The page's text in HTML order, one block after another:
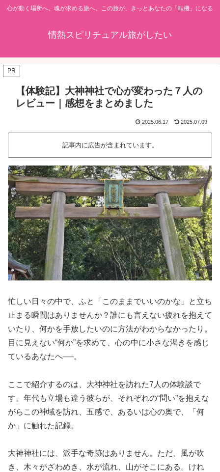
心が動く場所へ。魂が求める旅へ。この旅が、きっとあなたの「転機」になる
情熱スピリチュアル旅がしたい
PR
【体験記】大神神社で心が変わった７人の
レビュー｜感想をまとめました
2025.06.17 2025.07.09
記事内に広告が含まれています。
忙しい日々の中で、ふと「このままでいいのかな」と立ち
止まる瞬間はありませんか？誰にも言えない疲れを抱えて
いたり、何かを手放したいのに方法がわからなかったり。
目に見えない“何か”を求めて、心の中に小さな渇きを感じ
ているあなたへ──。
ここで紹介するのは、大神神社を訪れた7人の体験談で
す。年代も立場も違う彼らが、それぞれの“問い”を抱えな
がらこの神域を訪れ、五感で、あるいは心の奥で、「何
か」に触れた記録。
大神神社には、派手な奇跡はありません。ただ、風が吹
き、木々がざわめき、水が流れ、山がそこにある。けれ